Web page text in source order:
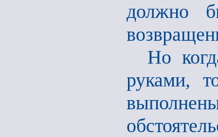
должно
Но
руками,